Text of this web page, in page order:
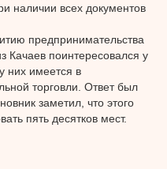
наличии всех документов
предпринимательства
Качаев поинтересовался у
них имеется в
торговли. Ответ был
заметил, что этого
пять десятков мест.